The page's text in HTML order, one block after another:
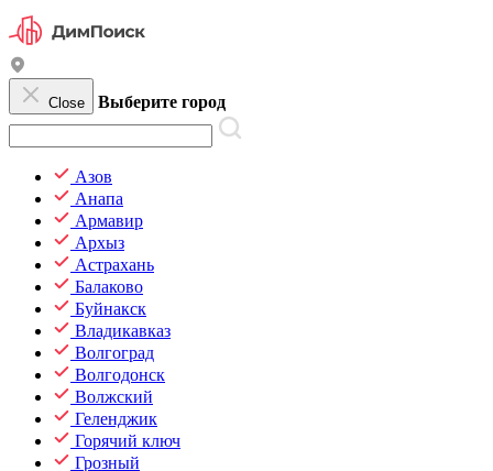
Close Выберите город
Азов
Анапа
Армавир
Архыз
Астрахань
Балаково
Буйнакск
Владикавказ
Волгоград
Волгодонск
Волжский
Геленджик
Горячий ключ
Грозный